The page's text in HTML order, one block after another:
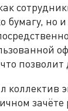
бумагу, но
коллектив